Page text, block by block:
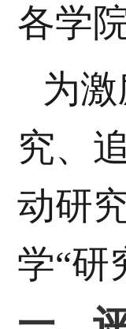
各学
为
究、
动研
学“研